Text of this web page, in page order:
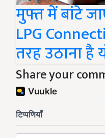
मुफ्त में बांटे
LPG
तरह उठाना है
Share your